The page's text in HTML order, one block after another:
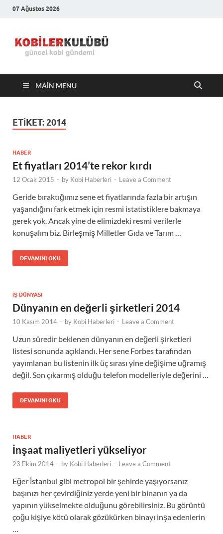
07 Ağustos 2026
Kulübü –
En Güncel
MAIN MENU
ETIKET:2014
HABER
Et fiyatları 2014’te rekor kırdı
12 Ocak 2015 - by Kobi Haberleri - Leave a Comment
Geride bıraktığımız sene et fiyatlarında fazla bir artışın
yaşandığını fark etmek için resmi istatistiklere bakmaya
gerek yok. Ancak yine de elimizdeki resmi verilerle
konuşalım biz. Birleşmiş Milletler Gıda ve Tarım …
DEVAMINI OKU
İŞ DÜNYASI
Dünyanın en değerli şirketleri 2014
10 Kasım 2014 - by Kobi Haberleri - Leave a Comment
Uzun süredir beklenen dünyanın en değerli şirketleri
listesi sonunda açıklandı. Her sene Forbes tarafından
yayımlanan bu listenin ilk üç sırası yine değişime uğramış
değil. Son çıkarmış olduğu telefon modelleriyle değerini …
DEVAMINI OKU
HABER
İnşaat maliyetleri yükseliyor
23 Ekim 2014 - by Kobi Haberleri - Leave a Comment
Eğer İstanbul gibi metropol bir şehirde yaşıyorsanız
başınızı her çevirdiğiniz yerde yeni bir binanın ya da
yapının yükselmekte olduğunu görebilirsiniz. Bu görüntü
çoğu kişiye kötü olarak gözükürken binayı inşa edenlerin